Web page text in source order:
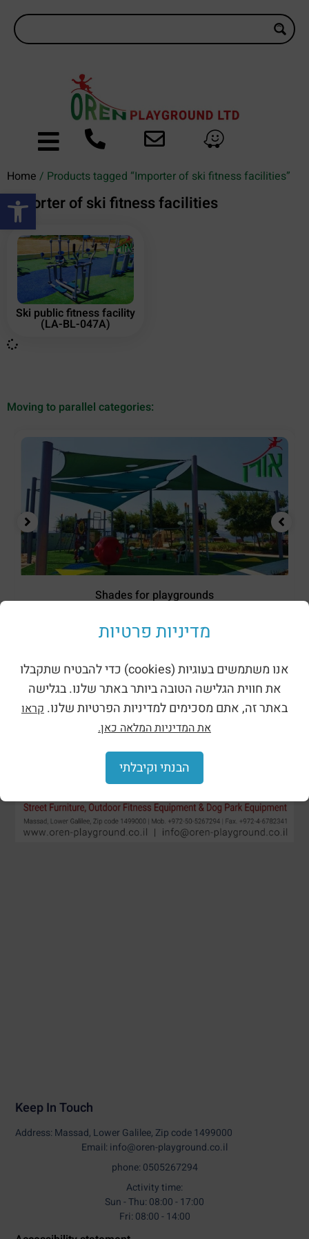
Open toolbar
Home / Products tagged “Importer of ski fitness facilities”
Importer of ski fitness facilities
Ski public fitness facility
(LA-BL-047A)
Moving to parallel categories:
Shades for playgrounds
Keep In Touch
Address: Massad, Lower Galilee, Zip code 1499000
Email: info@oren-playground.co.il
phone: 0505267294
Activity time:
Sun - Thu: 08:00 - 17:00
Fri: 08:00 - 14:00
מדיניות פרטיות
אנו משתמשים בעוגיות (cookies) כדי להבטיח שתקבלו
את חווית הגלישה הטובה ביותר באתר שלנו. בגלישה
באתר זה, אתם מסכימים למדיניות הפרטיות שלנו. קראו
את המדיניות המלאה כאן.
הבנתי וקיבלתי